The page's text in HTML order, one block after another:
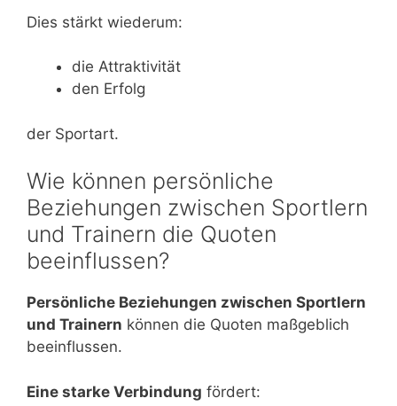
Dies stärkt wiederum:
die Attraktivität
den Erfolg
der Sportart.
Wie können persönliche
Beziehungen zwischen Sportlern
und Trainern die Quoten
beeinflussen?
Persönliche Beziehungen zwischen Sportlern
und Trainern können die Quoten maßgeblich
beeinflussen.
Eine starke Verbindung fördert: